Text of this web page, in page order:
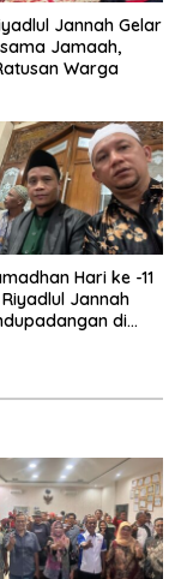
Jannah Gelar
Jamaah,
Warga
Hari ke -11
Jannah
di